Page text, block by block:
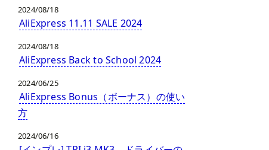
2024/08/18
AliExpress 11.11 SALE 2024
2024/08/18
AliExpress Back to School 2024
2024/06/25
AliExpress Bonus（ボーナス）の使い
方
2024/06/16